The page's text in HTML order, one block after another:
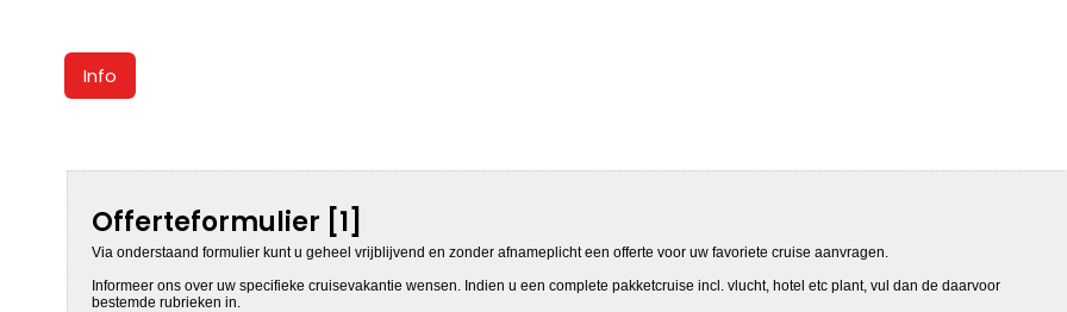
Info
Offerteformulier [1]
Via onderstaand formulier kunt u geheel vrijblijvend en zonder afnameplicht een offerte voor uw favoriete cruise aanvragen.
Informeer ons over uw specifieke cruisevakantie wensen. Indien u een complete pakketcruise incl. vlucht, hotel etc plant, vul dan de daarvoor
bestemde rubrieken in.